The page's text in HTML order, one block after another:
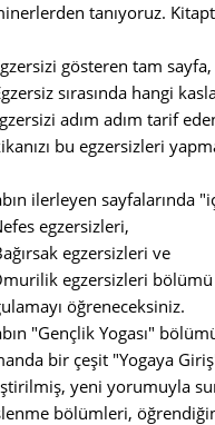
tanıyoruz.
gösteren tam
sırasında hangi
adım adım tarif
bu egzersizleri
ilerleyen sayfalarında
egzersizleri,
egzersizleri ve
egzersizleri bölümü
öğreneceksiniz.
"Gençlik Yogası"
bir çeşit "Yogaya
yeni yorumuyla
bölümleri,